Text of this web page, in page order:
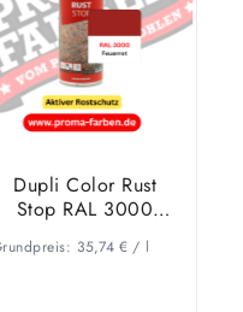
Dupli Color Rust
Stop RAL 3000
35,74 €/ l